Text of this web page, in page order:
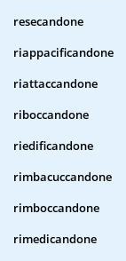
resecandone
riappacificandone
riattaccandone
riboccandone
riedificandone
rimbacuccandone
rimboccandone
rimedicandone